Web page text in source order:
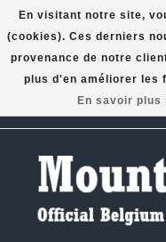
GARMIN GPS met
En visitant notre site,
(cookies). Ces derniers
provenance de notre
plus d'en améliorer les
En savoir